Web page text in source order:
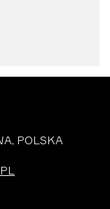
POLSKA